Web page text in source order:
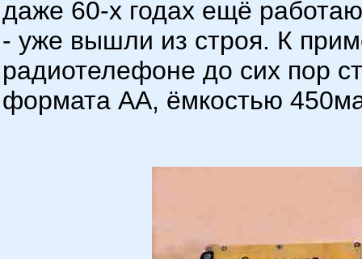
даже 60-х годах ещё
- уже вышли из строя. К
радиотелефоне до сих пор
формата АА, ёмкостью